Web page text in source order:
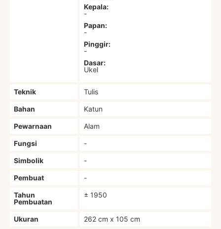
Kepala:
-
Papan:
-
Pinggir:
-
Dasar:
Ukel
Teknik Tulis
Bahan Katun
Pewarnaan Alam
Fungsi -
Simbolik -
Pembuat -
Tahun
Pembuatan
± 1950
Ukuran 262 cm x 105 cm